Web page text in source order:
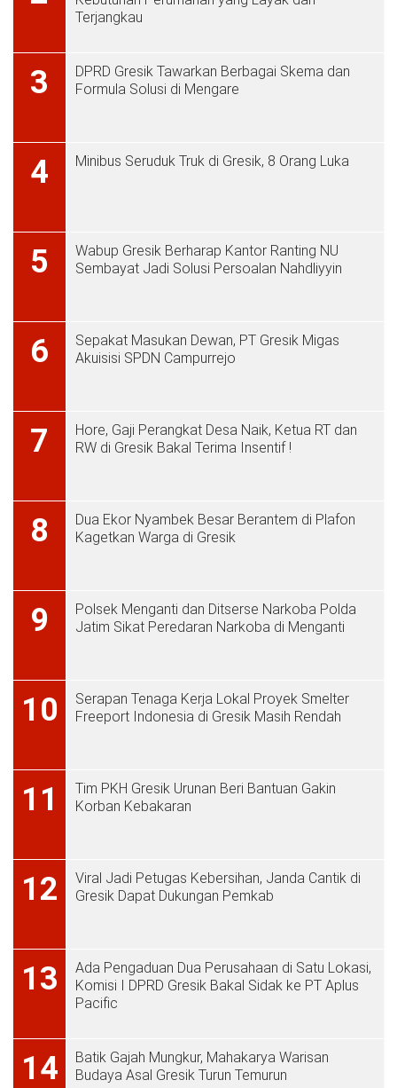
Terjangkau
3
DPRD Gresik Tawarkan Berbagai Skema dan
Formula Solusi di Mengare
4 Minibus Seruduk Truk di Gresik, 8 Orang Luka
5
Wabup Gresik Berharap Kantor Ranting NU
Sembayat Jadi Solusi Persoalan Nahdliyyin
6
Sepakat Masukan Dewan, PT Gresik Migas
Akuisisi SPDN Campurrejo
7
Hore, Gaji Perangkat Desa Naik, Ketua RT dan
RW di Gresik Bakal Terima Insentif !
8
Dua Ekor Nyambek Besar Berantem di Plafon
Kagetkan Warga di Gresik
9
Polsek Menganti dan Ditserse Narkoba Polda
Jatim Sikat Peredaran Narkoba di Menganti
10
Serapan Tenaga Kerja Lokal Proyek Smelter
Freeport Indonesia di Gresik Masih Rendah
11
Tim PKH Gresik Urunan Beri Bantuan Gakin
Korban Kebakaran
12
Viral Jadi Petugas Kebersihan, Janda Cantik di
Gresik Dapat Dukungan Pemkab
13
Ada Pengaduan Dua Perusahaan di Satu Lokasi,
Komisi I DPRD Gresik Bakal Sidak ke PT Aplus
Pacific
14
Batik Gajah Mungkur, Mahakarya Warisan
Budaya Asal Gresik Turun Temurun